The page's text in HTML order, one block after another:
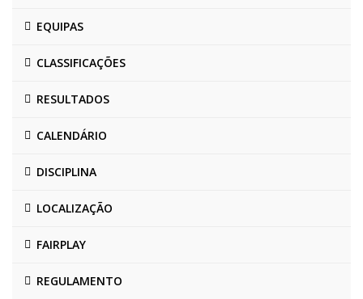
EQUIPAS
CLASSIFICAÇÕES
RESULTADOS
CALENDÁRIO
DISCIPLINA
LOCALIZAÇÃO
FAIRPLAY
REGULAMENTO